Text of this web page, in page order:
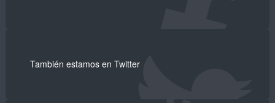
También estamos en Twitter